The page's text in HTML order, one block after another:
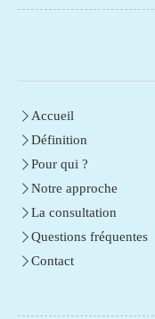
Accueil
Définition
Pour qui ?
Notre approche
La consultation
Questions fréquentes
Contact